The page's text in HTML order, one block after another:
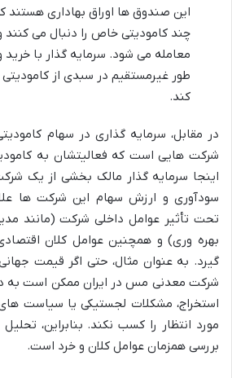
این صندوق ها اوراق بهاداری هستند
چند کامودیتی خاص را دنبال می
معامله می شود. سرمایه گذار با
طور غیرمستقیم در سبدی از
کند.
در مقابل، سرمایه گذاری در سهام
شرکت هایی است که فعالیتشان به
اینجا سرمایه گذار مالک بخشی از یک
سودآوری و ارزش سهام این شرکت ها
تحت تأثیر عوامل داخلی شرکت (مانند
بهره وری) و همچنین عوامل کلان
گیرد. به عنوان مثال، حتی اگر قیمت
شرکت معدنی مس در ایران ممکن است به
استخراج، مشکلات لجستیکی یا سیاست
مورد انتظار را کسب نکند. بنابراین،
بررسی همزمان عوامل کلان و خرد است.